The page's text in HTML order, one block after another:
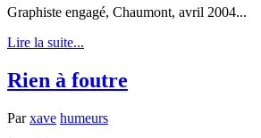
Graphiste engagé, Chaumont, avril 2004...
Lire la suite...
Rien à foutre
Parxave humeurs